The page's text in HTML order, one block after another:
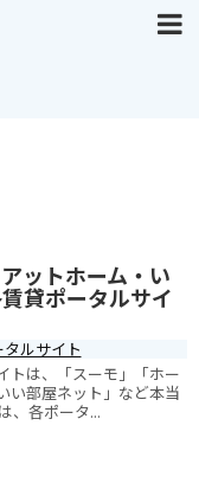
ットホーム・い
貸ポータルサイ
タルサイト
トは、「スーモ」「ホー
い部屋ネット」など本当
、各ポータ...